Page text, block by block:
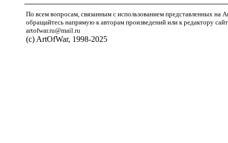
По всем вопросам, связанным с использованием представленных на
обращайтесь напрямую к авторам произведений или к редактору
artofwar.ru@mail.ru
(с) ArtOfWar, 1998-2025